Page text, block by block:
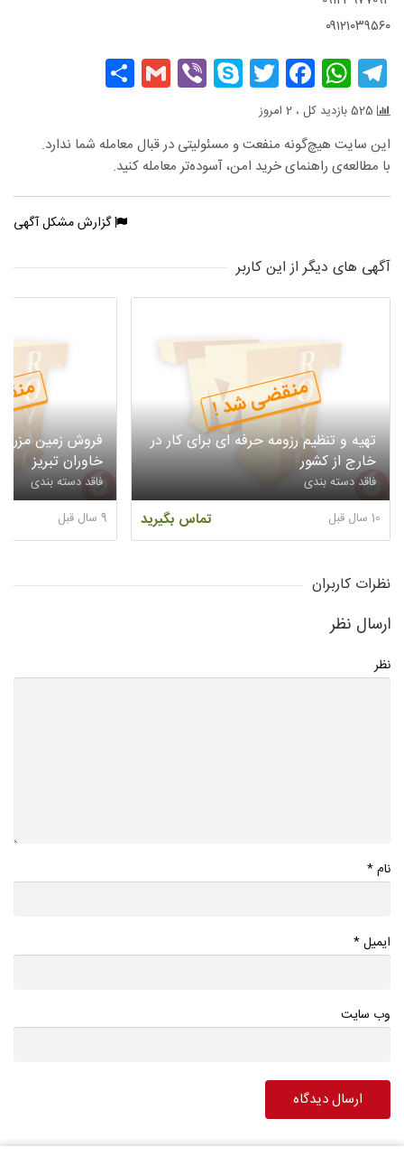
۰۹۱۲۱۰۳۹۵۶۰
Telegram
WhatsApp
Facebook
Twitter
Skype
Viber
Gmail
این سایت هیچ‌گونه منفعت و مسئولیتی در قبال معامله شما ندارد.
با مطالعه‌ی راهنمای خرید امن، آسوده‌تر معامله کنید.
گزارش مشکل آگهی
آگهی های دیگر از این کاربر
منقضی شد !
تهیه و تنظیم رزومه حرفه ای برای کار در
خارج از کشور
فاقد دسته بندی
تماس بگیرید 10 سال قبل
خاوران تبریز
فاقد دسته بندی
9 سال قبل
نظرات کاربران
ارسال نظر
نظر
نام*
ایمیل*
وب سایت